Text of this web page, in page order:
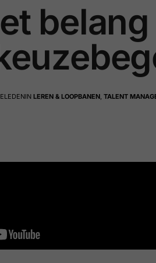
IN LEREN & LOOPBANEN TALENT